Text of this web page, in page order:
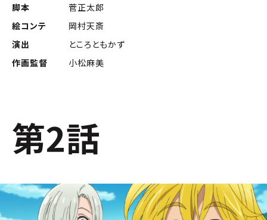
脚本
菅正太郎
絵コンテ
岡村天斎
演出
ところともかず
作画監督
小松麻美
第2話